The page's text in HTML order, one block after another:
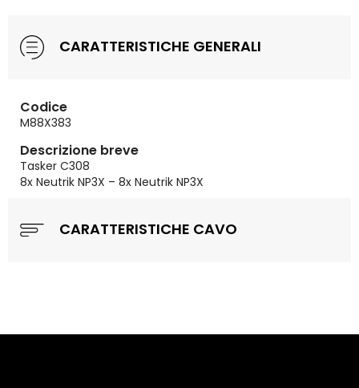
CARATTERISTICHE GENERALI
Codice
M88X383
Descrizione breve
Tasker C308
8x Neutrik NP3X – 8x Neutrik NP3X
CARATTERISTICHE CAVO